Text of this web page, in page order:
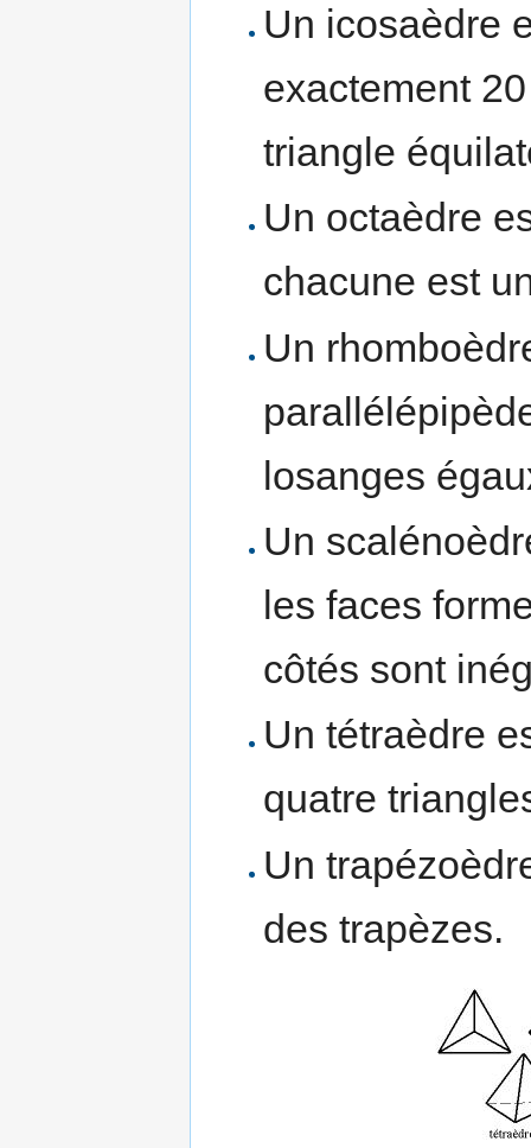
Un icosaèdre
exactement
triangle
Un octaèdre
chacune est
Un
losanges
Un
les faces
côtés sont
Un tétraèdre
quatre
Un
des trapèzes.